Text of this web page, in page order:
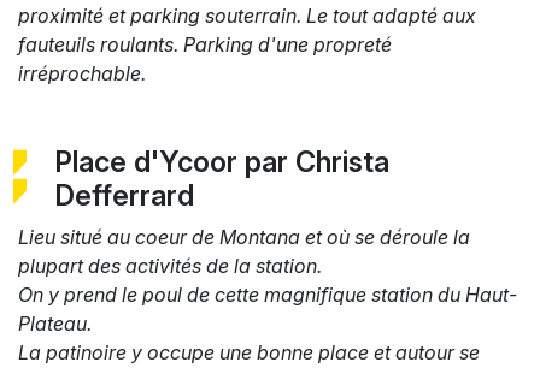
proximité et parking souterrain. Le tout adapté aux
fauteuils roulants. Parking d'une propreté
irréprochable.
Place d'Ycoor par Christa
Defferrard
Lieu situé au coeur de Montana et où se déroule la
plupart des activités de la station.
On y prend le poul de cette magnifique station du Haut-
Plateau.
La patinoire y occupe une bonne place et autour se